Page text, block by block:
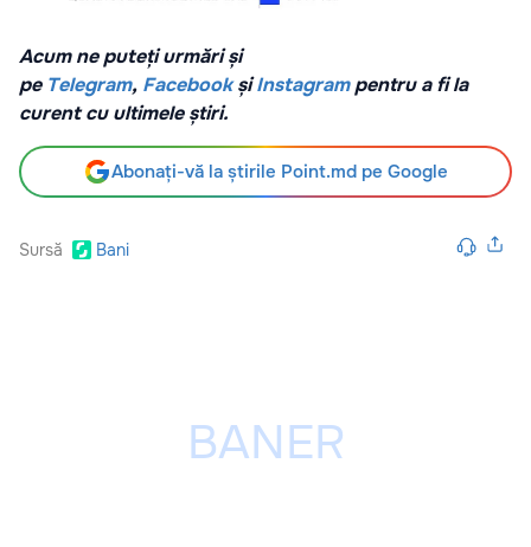
Acum ne puteți urmări și
pe Telegram, Facebook șiInstagrampentru a fi la
curent cu ultimele știri.
Abonați-vă la știrile Point.md pe Google
Sursă Bani